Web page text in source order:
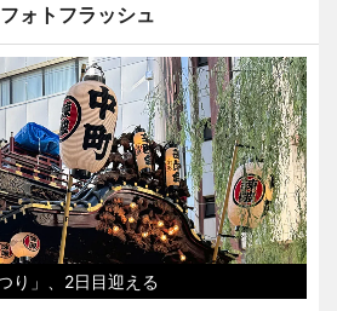
フォトフラッシュ
り」、2日目迎える